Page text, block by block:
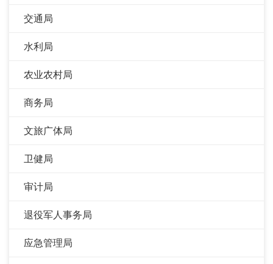
交通局
水利局
农业农村局
商务局
文旅广体局
卫健局
审计局
退役军人事务局
应急管理局